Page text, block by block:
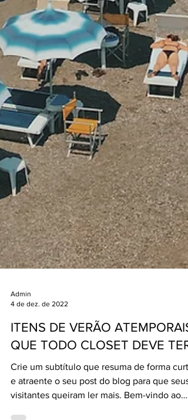
4 de dez. de 2022
ITENS DE VERÃO ATEMPORAIS
QUE TODO CLOSET DEVE TER
Crie um subtítulo que resuma de forma curta
e atraente o seu post do blog para que seus
visitantes queiram ler mais. Bem-vindo ao